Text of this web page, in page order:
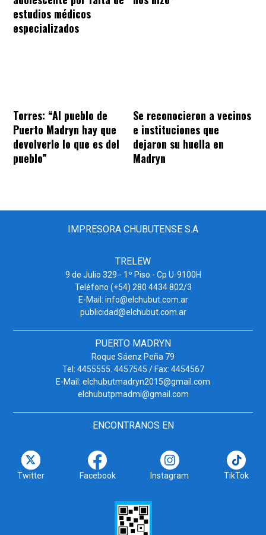
estudios médicos
especializados
Torres: “Al pueblo de
Puerto Madryn hay que
devolverle lo que es del
pueblo”
Se reconocieron a vecinos
e instituciones que
dejaron su huella en
Madryn
IMPRESORA CHUBUTENSE S.A
TRELEW
9 de Julio 329 - 1º Piso - Cp U-9100H
Teléfono (+54) 280 4434 802/3
E-Mail: info@elchubut.com.ar
publicidad@elchubut.com.ar
PUERTO MADRYN
Roque Sáenz Peña 79
Tel: 4455555. 4457545 / Fax: 4454567
E-Mail: elchubutmadryn2015@gmail.com
elchubutpmadmi@gmail.com
ENCONTRANOS EN
Twitter Facebook Instagram TikTok